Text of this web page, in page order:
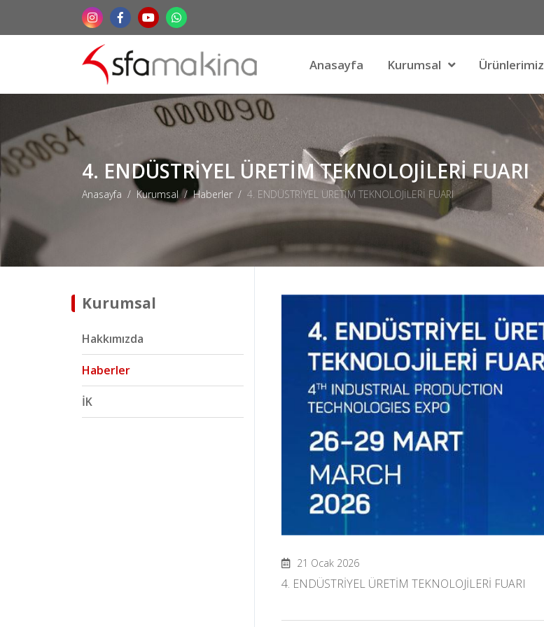
Anasayfa Kurumsal Ürünlerimiz
4. ENDÜSTRİYEL ÜRETİM TEKNOLOJİLERİ FUARI
Anasayfa Kurumsal Haberler 4. ENDÜSTRİYEL ÜRETİM TEKNOLOJİLERİ FUARI
Kurumsal
Hakkımızda
Haberler
İK
21 Ocak 2026
4. ENDÜSTRİYEL ÜRETİM TEKNOLOJİLERİ FUARI